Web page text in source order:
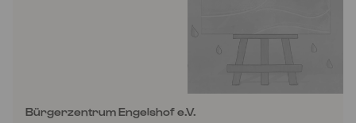
Bürgerzentrum Engelshof e.V.